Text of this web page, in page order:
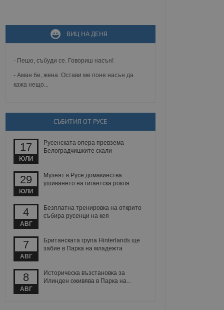
ВИЦ НА ДЕНЯ
- Пешо, събуди се. Говориш насън!
- Аман бе, жена. Остави ме поне насън да
кажа нещо...
СЪБИТИЯ ОТ РУСЕ
17
ЮЛИ
Русенската опера превзема
Белоградчишките скали
29
ЮЛИ
Музеят в Русе домакинства
ушиването на гигантска рокля
4
АВГ
Безплатна тренировка на открито
събира русенци на кея
7
АВГ
Британската група Hinterlands ще
забие в Парка на младежта
8
АВГ
Историческа възстановка за
Илинден оживява в Парка на...
зададена от уеб
MVC
неразрешеното
Той не съдържа
при затваряне
на съгласието на
че техните
за да се правят
уебсайт.
на
на бисквитките,
съответствие и
и
и предоставя
използва
потребител може
поведение и
на сайта. Тя
на сайта. Тя
Описание